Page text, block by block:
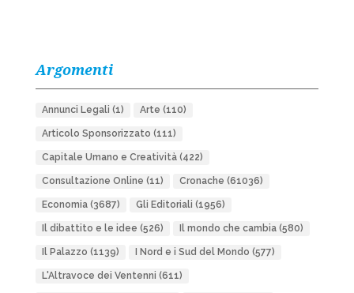
Argomenti
Annunci Legali (1) Arte (110)
Articolo Sponsorizzato (111)
Capitale Umano e Creatività(422)
Consultazione Online (11) Cronache (61036)
Economia(3687) Gli Editoriali (1956)
Il dibattito e le idee (526) Il mondo che cambia(580)
Il Palazzo (1139) I Nord e i Sud del Mondo (577)
L'Altravoce dei Ventenni (611)